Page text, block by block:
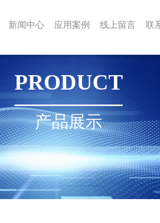
新闻中心 应用案例 线上留言 联
PRODUCT
产品展示